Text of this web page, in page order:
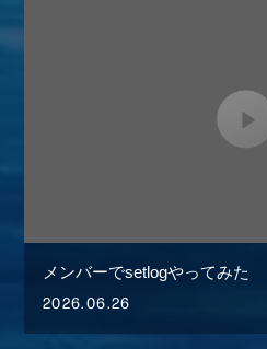
メンバーでsetlogやってみた
2026.06.26